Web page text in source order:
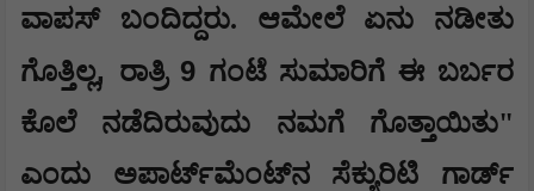
ವಾಪಸ್ ಬಂದಿದ್ದರು. ಆಮೇಲೆ ಏನು ನಡೀತು
ಗೊತ್ತಿಲ್ಲ, ರಾತ್ರಿ 9ಗಂಟೆ ಸುಮಾರಿಗೆ ಈ ಬರ್ಬರ
ಕೊಲೆ ನಡೆದಿರುವುದು ನಮಗೆ ಗೊತ್ತಾಯಿತು"
ಎಂದು ಅಪಾರ್ಟ್‌ಮೆಂಟ್‌ನ ಸೆಕ್ಯುರಿಟಿ ಗಾರ್ಡ್